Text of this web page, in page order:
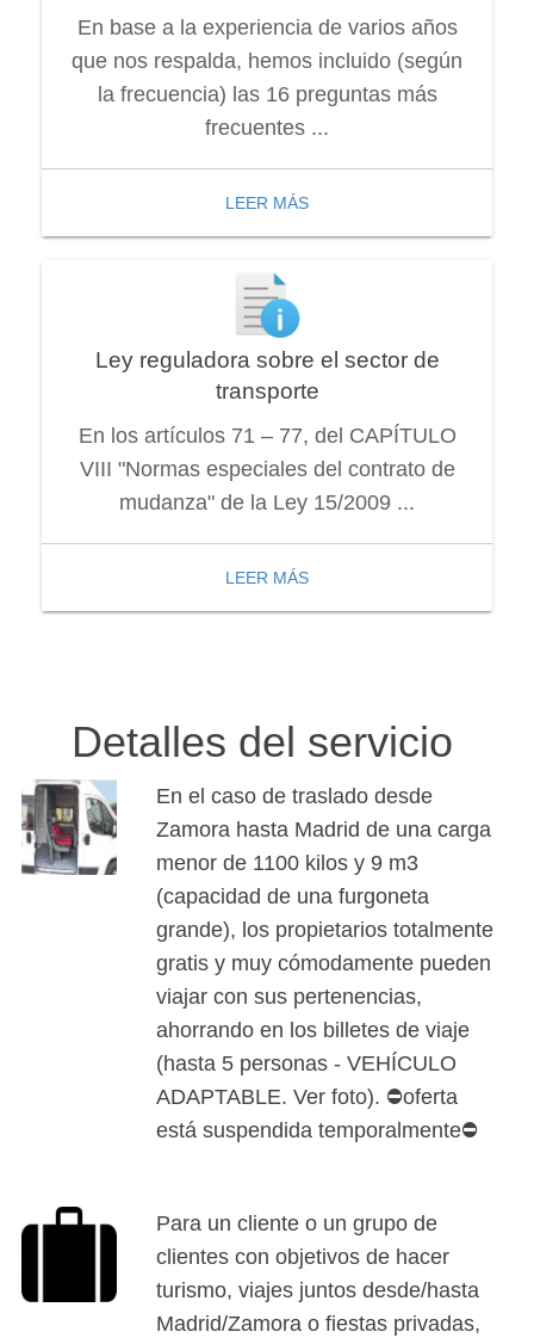
En base a la experiencia de varios años
que nos respalda, hemos incluido (según
la frecuencia) las 16 preguntas más
frecuentes ...
LEER MÁS
Ley reguladora sobre el sector de
transporte
En los artículos 71 – 77, del CAPÍTULO
VIII "Normas especiales del contrato de
mudanza" de la Ley 15/2009 ...
LEER MÁS
Detalles del servicio
En el caso de traslado desde
Zamora hasta Madrid de una carga
menor de 1100 kilos y 9 m3
(capacidad de una furgoneta
grande), los propietarios totalmente
gratis y muy cómodamente pueden
viajar con sus pertenencias,
ahorrando en los billetes de viaje
(hasta 5 personas - VEHÍCULO
ADAPTABLE. Ver foto). ⛔oferta
está suspendida temporalmente⛔
Para un cliente o un grupo de
clientes con objetivos de hacer
turismo, viajes juntos desde/hasta
Madrid/Zamora o fiestas privadas,